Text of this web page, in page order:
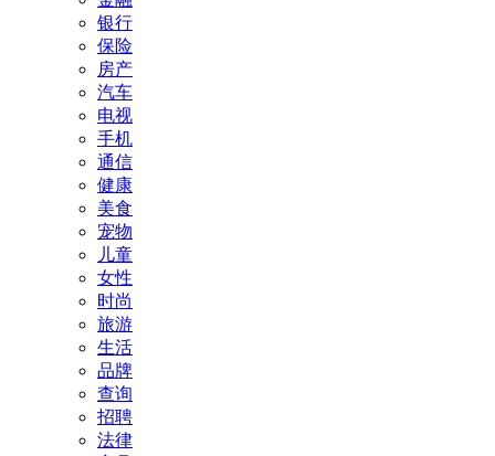
银行
保险
房产
汽车
电视
手机
通信
健康
美食
宠物
儿童
女性
时尚
旅游
生活
品牌
查询
招聘
法律